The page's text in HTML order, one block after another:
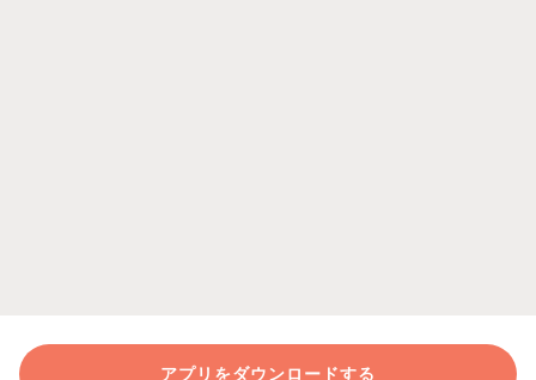
アプリをダウンロードする